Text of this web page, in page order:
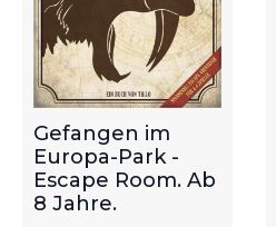
Gefangen im
Europa-Park -
Escape Room. Ab
8 Jahre.